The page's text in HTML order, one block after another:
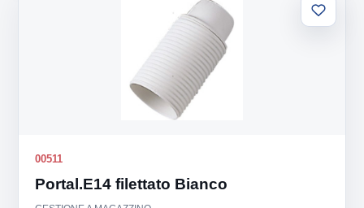
00511
Portal.E14 filettato Bianco
Aggiungi
alla